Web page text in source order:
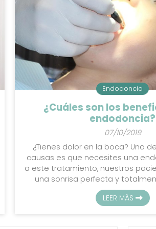
¿Cuáles son los
endodoncia?
07/10/2019
Endodoncia
¿Tienes dolor en la boca? Una
causas es que necesites una
a este tratamiento, nuestros
una sonrisa perfecta y
dudes y confía en los dentistas
formamos el equipo de la
LEER MÁS